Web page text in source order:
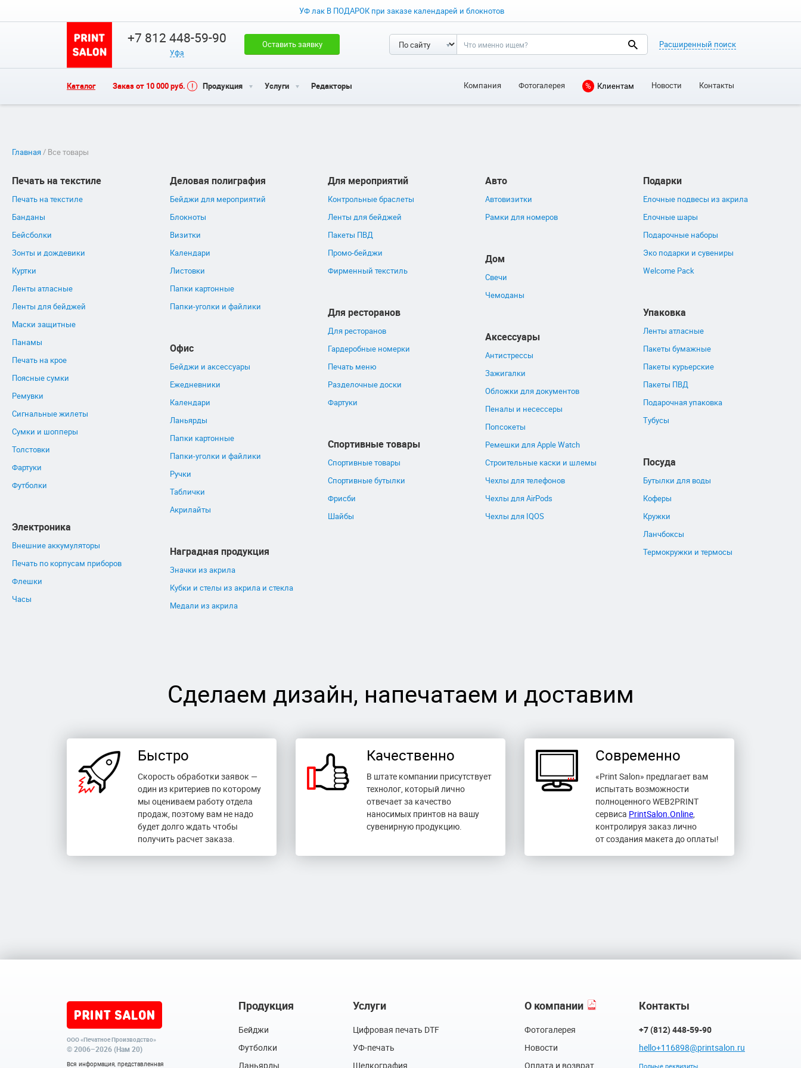
УФ лак В ПОДАРОК при заказе календарей и блокнотов
+7 812 448-59-90
Уфа
Оставить заявку Расширенный поиск
Каталог Заказ от 10 000 руб. Продукция Услуги Редакторы Компания Фотогалерея % Клиентам Новости Контакты
Главная/ Все товары
Печать на текстиле
Печать на текстиле
Банданы
Бейсболки
Зонты и дождевики
Куртки
Ленты атласные
Ленты для бейджей
Маски защитные
Панамы
Печать на крое
Поясные сумки
Ремувки
Сигнальные жилеты
Сумки и шопперы
Толстовки
Фартуки
Футболки
Электроника
Внешние аккумуляторы
Печать по корпусам приборов
Флешки
Часы
Деловая полиграфия
Бейджи для мероприятий
Блокноты
Визитки
Календари
Листовки
Папки картонные
Папки-уголки и файлики
Офис
Бейджи и аксессуары
Ежедневники
Календари
Ланьярды
Папки картонные
Папки-уголки и файлики
Ручки
Таблички
Акрилайты
Наградная продукция
Значки из акрила
Кубки и стелы из акрила и стекла
Медали из акрила
Для мероприятий
Контрольные браслеты
Ленты для бейджей
Пакеты ПВД
Промо-бейджи
Фирменный текстиль
Для ресторанов
Для ресторанов
Гардеробные номерки
Печать меню
Разделочные доски
Фартуки
Спортивные товары
Спортивные товары
Спортивные бутылки
Фрисби
Шайбы
Авто
Автовизитки
Рамки для номеров
Дом
Свечи
Чемоданы
Аксессуары
Антистрессы
Зажигалки
Обложки для документов
Пеналы и несессеры
Попсокеты
Ремешки для Apple Watch
Строительные каски и шлемы
Чехлы для телефонов
Чехлы для AirPods
Чехлы для IQOS
Подарки
Елочные подвесы из акрила
Елочные шары
Подарочные наборы
Эко подарки и сувениры
Welcome Pack
Упаковка
Ленты атласные
Пакеты бумажные
Пакеты курьерские
Пакеты ПВД
Подарочная упаковка
Тубусы
Посуда
Бутылки для воды
Коферы
Кружки
Ланчбоксы
Термокружки и термосы
Сделаем дизайн, напечатаем и доставим
Быстро
Скорость обработки заявок —
один из критериев по которому
мы оцениваем работу отдела
продаж, поэтому вам не надо
будет долго ждать чтобы
получить расчет заказа.
Качественно
В штате компании присутствует
технолог, который лично
отвечает за качество
наносимых принтов на вашу
сувенирную продукцию.
Современно
«Print Salon» предлагает вам
испытать возможности
полноценного WEB2PRINT
сервиса PrintSalon.Online,
контролируя заказ лично
от создания макета до оплаты!
ООО «Печатное Производство»
© 2006–2026 (Нам 20)
Вся информация, представленная
Продукция
Бейджи
Футболки
Ланьярды
Услуги
Цифровая печать DTF
УФ-печать
Шелкография
О компании
Фотогалерея
Новости
Оплата и возврат
Контакты
+7 (812) 448-59-90
hello+116898@printsalon.ru
Полные реквизиты